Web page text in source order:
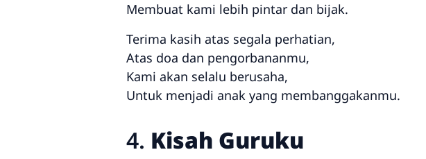
Membuat kami lebih pintar dan bijak.
Terima kasih atas segala perhatian,
Atas doa dan pengorbananmu,
Kami akan selalu berusaha,
Untuk menjadi anak yang membanggakanmu.
4. Kisah Guruku